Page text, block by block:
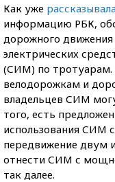
Как уже
информацию РБК,
дорожного
электрических
(СИМ) по тротуарам.
велодорожкам и
владельцев СИМ
того, есть
использования СИМ
передвижение двум
отнести СИМ с
так далее.